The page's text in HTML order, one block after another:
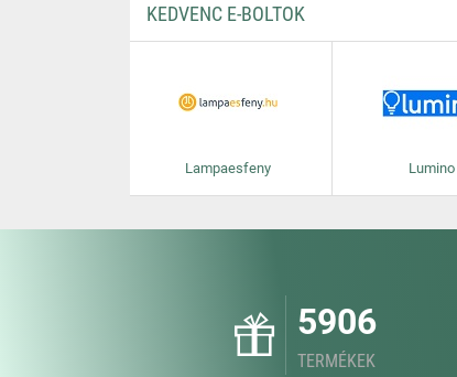
KEDVENC E-BOLTOK
Lampaesfeny Lumino
5906
TERMÉKEK